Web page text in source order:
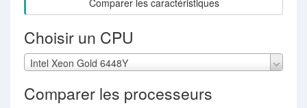
Comparer les caractéristiques
Choisir un CPU
Intel Xeon Gold 6448Y
Comparer les processeurs